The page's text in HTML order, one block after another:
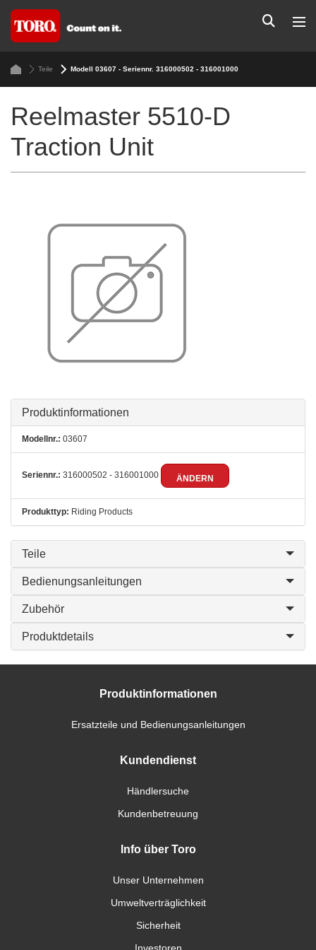
Teile Modell 03607 - Seriennr. 316000502 - 316001000
Reelmaster 5510-D
Traction Unit
Produktinformationen
Modellnr.: 03607
Seriennr.: 316000502 - 316001000 ÄNDERN
Produkttyp: Riding Products
Teile
Bedienungsanleitungen
Zubehör
Produktdetails
Produktinformationen
Ersatzteile und Bedienungsanleitungen
Kundendienst
Händlersuche
Kundenbetreuung
Info über Toro
Unser Unternehmen
Umweltverträglichkeit
Sicherheit